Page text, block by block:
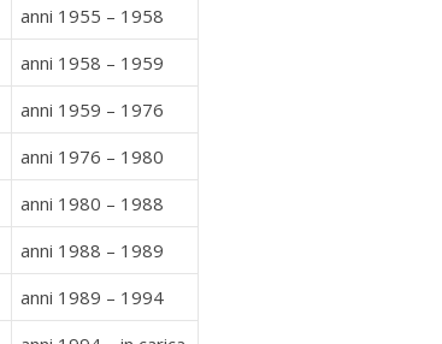
anni 1955 – 1958
anni 1958 – 1959
anni 1959 – 1976
anni 1976 – 1980
anni 1980 – 1988
anni 1988 – 1989
anni 1989 – 1994